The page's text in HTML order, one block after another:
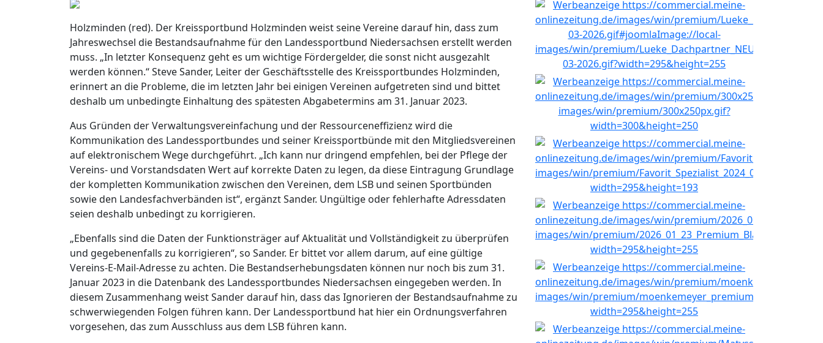
Holzminden (red). Der Kreissportbund Holzminden weist seine Vereine darauf hin, dass zum
Jahreswechsel die Bestandsaufnahme für den Landessportbund Niedersachsen erstellt werden
muss. „In letzter Konsequenz geht es um wichtige Fördergelder, die sonst nicht ausgezahlt
werden können.“ Steve Sander, Leiter der Geschäftsstelle des Kreissportbundes Holzminden,
erinnert an die Probleme, die im letzten Jahr bei einigen Vereinen aufgetreten sind und bittet
deshalb um unbedingte Einhaltung des spätesten Abgabetermins am 31. Januar 2023.
Aus Gründen der Verwaltungsvereinfachung und der Ressourceneffizienz wird die
Kommunikation des Landessportbundes und seiner Kreissportbünde mit den Mitgliedsvereinen
auf elektronischem Wege durchgeführt. „Ich kann nur dringend empfehlen, bei der Pflege der
Vereins- und Vorstandsdaten Wert auf korrekte Daten zu legen, da diese Eintragung Grundlage
der kompletten Kommunikation zwischen den Vereinen, dem LSB und seinen Sportbünden
sowie den Landesfachverbänden ist“, ergänzt Sander. Ungültige oder fehlerhafte Adressdaten
seien deshalb unbedingt zu korrigieren.
„Ebenfalls sind die Daten der Funktionsträger auf Aktualität und Vollständigkeit zu überprüfen
und gegebenenfalls zu korrigieren“, so Sander. Er bittet vor allem darum, auf eine gültige
Vereins-E-Mail-Adresse zu achten. Die Bestandserhebungsdaten können nur noch bis zum 31.
Januar 2023 in die Datenbank des Landessportbundes Niedersachsen eingegeben werden. In
diesem Zusammenhang weist Sander darauf hin, dass das Ignorieren der Bestandsaufnahme zu
schwerwiegenden Folgen führen kann. Der Landessportbund hat hier ein Ordnungsverfahren
vorgesehen, das zum Ausschluss aus dem LSB führen kann.